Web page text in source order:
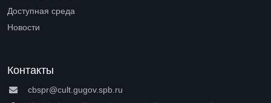
Доступная среда
Новости
Контакты
cbspr@cult.gugov.spb.ru